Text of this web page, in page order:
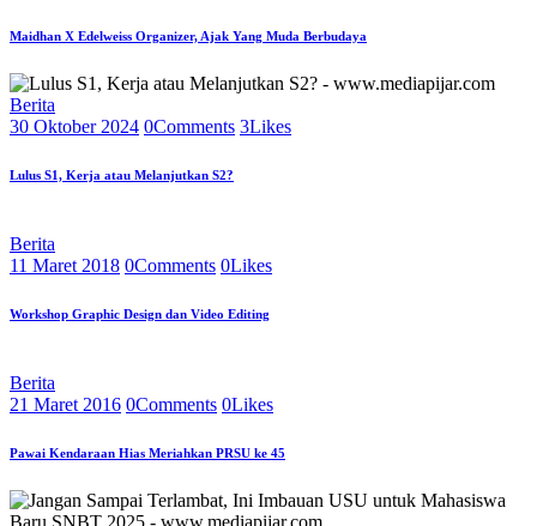
Maidhan X Edelweiss Organizer, Ajak Yang Muda Berbudaya
Berita
30 Oktober 2024 0Comments 3Likes
Lulus S1, Kerja atau Melanjutkan S2?
Berita
11 Maret 2018 0Comments 0Likes
Workshop Graphic Design dan Video Editing
Berita
21 Maret 2016 0Comments 0Likes
Pawai Kendaraan Hias Meriahkan PRSU ke 45